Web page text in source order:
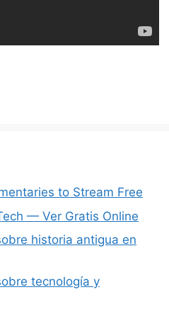
to Stream Free
— Ver Gratis Online
historia antigua en
tecnología y